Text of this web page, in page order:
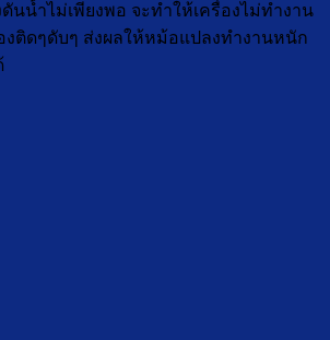
นน้ำไม่เพียงพอ จะทำให้เครื่องไม่ทำงาน
งติดๆดับๆ ส่งผลให้หม้อแปลงทำงานหนัก